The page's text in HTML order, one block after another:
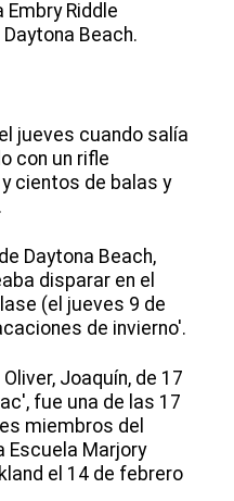
Riddle
Beach.
jueves cuando salía
con un rifle
cientos de balas y
Daytona Beach,
disparar en el
(el jueves 9 de
de invierno'.
Joaquín, de 17
fue una de las 17
miembros del
Escuela Marjory
el 14 de febrero